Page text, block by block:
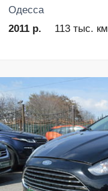
Одесса
2011 р.
113 тыс. км